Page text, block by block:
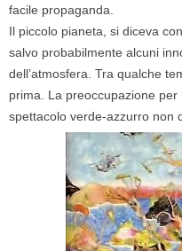
facile propaganda.
Il piccolo pianeta, si diceva
salvo probabilmente alcuni
dell’atmosfera. Tra qualche
prima. La preoccupazione
spettacolo verde-azzurro non